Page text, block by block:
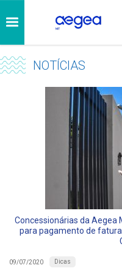
NOTÍCIAS
Concessionárias da
para pagamento de
09/07/2020 Dicas